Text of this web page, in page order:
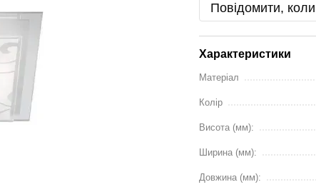
Повідомити,
Характеристики
Матеріал
Колір
Висота (мм):
Ширина (мм):
Довжина (мм):